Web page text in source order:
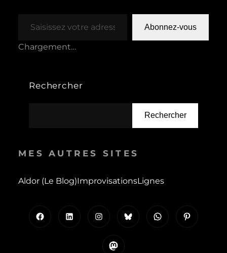
Abonnez-vous
Chargement…
Rechercher
Rechercher
MES AUTRES SITES
Aldor (le Blog)ImprovisationsLignes
Instagram WhatsApp
Mastodon